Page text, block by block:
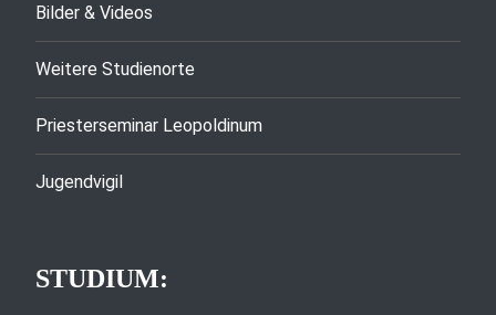
Bilder & Videos
Weitere Studienorte
Priesterseminar Leopoldinum
Jugendvigil
STUDIUM: